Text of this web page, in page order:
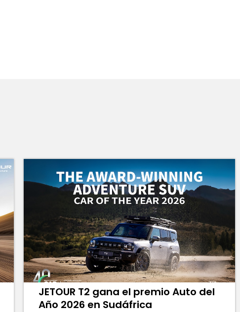
JETOUR T2 gana el premio Auto del
Año 2026 en Sudáfrica